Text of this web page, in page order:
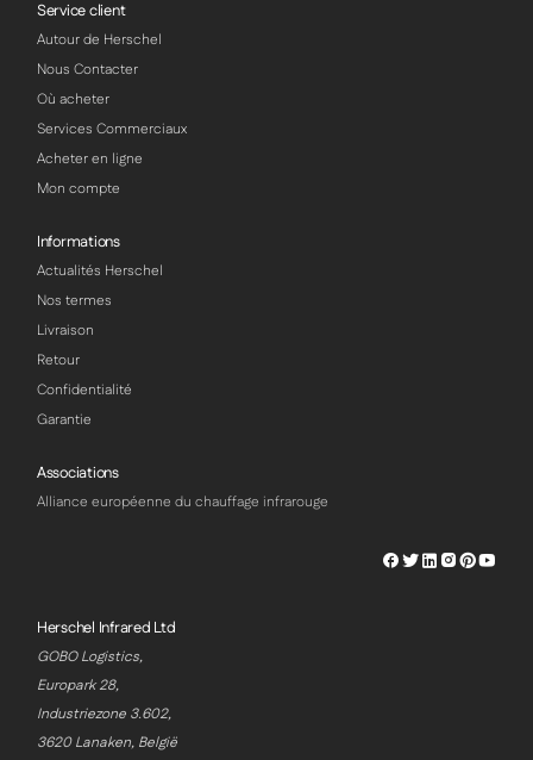
Service client
Autour de Herschel
Nous Contacter
Où acheter
Services Commerciaux
Acheter en ligne
Mon compte
Informations
Actualités Herschel
Nos termes
Livraison
Retour
Confidentialité
Garantie
Associations
Alliance européenne du chauffage infrarouge
Herschel
Herschel
Herschel
Herschel
Herschel
Herschel Infrared Ltd
GOBO Logistics,
Europark 28,
Industriezone 3.602,
3620 Lanaken, België